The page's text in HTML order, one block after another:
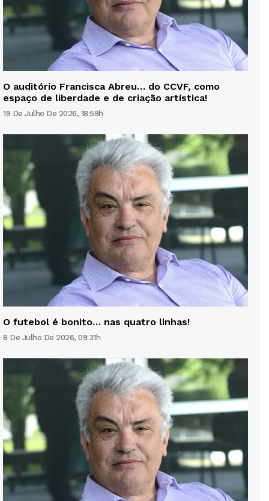
O auditório Francisca Abreu… do CCVF, como
espaço de liberdade e de criação artística!
19 De Julho De 2026, 18:59h
O futebol é bonito… nas quatro linhas!
8 De Julho De 2026, 09:31h